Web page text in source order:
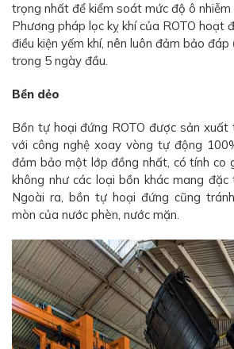
trọng nhất để kiểm soát mức độ ô nhiễm
Phương pháp lọc kỵ khí của ROTO hoạt
điều kiện yếm khí, nên luôn đảm bảo
trong 5 ngày đầu.
Bền dẻo
Bồn tự hoại đứng ROTO được sản xuất
với công nghệ xoay vòng tự động
đảm bảo một lớp đồng nhất, có tính co
không như các loại bồn khác mang
Ngoài ra, bồn tự hoại đứng cũng
mòn của nước phèn, nước mặn.